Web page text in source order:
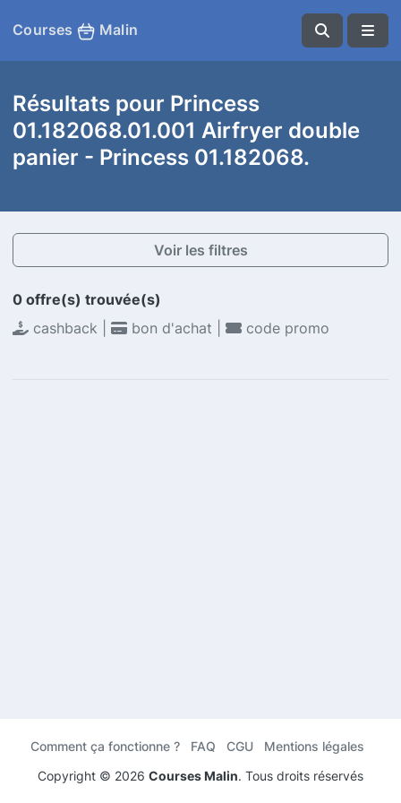
Courses Malin
Résultats pour Princess
01.182068.01.001 Airfryer double
panier - Princess 01.182068.
Voir les filtres
0 offre(s) trouvée(s)
cashback |
bon d'achat | code promo
Comment ça fonctionne ? FAQ CGU
Mentions légales
Copyright © 2026 Courses Malin. Tous droits réservés